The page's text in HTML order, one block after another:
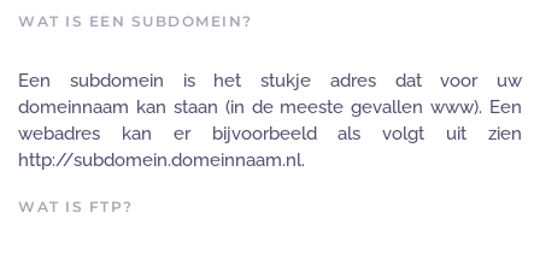
WAT IS EEN SUBDOMEIN?
Een subdomein is het stukje adres dat voor uw
domeinnaam kan staan (in de meeste gevallen www). Een
webadres kan er bijvoorbeeld als volgt uit zien
http://subdomein.domeinnaam.nl.
WAT IS FTP?